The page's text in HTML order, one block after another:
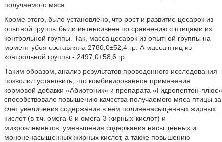
получаемого мяса.
Кроме этого, было установлено, что рост и развитие цесарок из
опытной группы были интенсивнее по сравнению с птицами из
контрольной группы. Так, масса цесарок из опытной группы на
момент убоя составляла 2780,0±52,4 гр. А масса птиц из
контрольной группы - 2497,0±58,6 гр.
Таким образом, анализ результатов проведенного исследования
позволил установить, что комбинированное применение
кормовой добавки «Абиотоник» и препарата «Гидропептон-плюс»
способствовало повышению качества получаемого мяса птицы за
счет увеличения содержания в нем полиненасыщенных жирных
кислот (в т.ч. омега-6 и омега-3 жирных-кислот) и
микроэлементов, уменьшения содержания насыщенных и
мононенасыщенных жирных кислот, а также повышению